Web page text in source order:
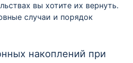
вы хотите их вернуть.
случаи и порядок
накоплений при